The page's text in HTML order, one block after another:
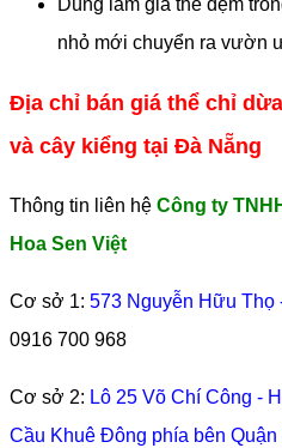
Dùng làm giá thể đệm
nhỏ mới chuyển ra vườn
Địa chỉ bán giá thể chỉ
và cây kiểng tại Đà Nẵng
Thông tin liên hệ Công ty
Hoa Sen Việt
Cơ sở 1: 573 Nguyễn Hữu Thọ
0916 700 968
Cơ sở 2: Lô 25 Võ Chí Công -
Cầu Khuê Đông phía bên